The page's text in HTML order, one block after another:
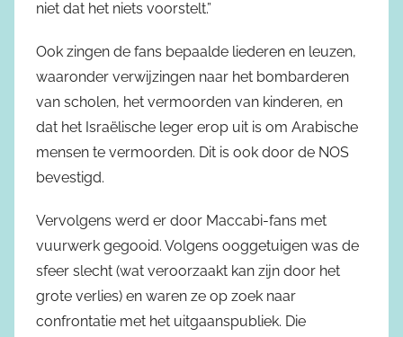
niet dat het niets voorstelt.”
Ook zingen de fans bepaalde liederen en leuzen,
waaronder verwijzingen naar het bombarderen
van scholen, het vermoorden van kinderen, en
dat het Israëlische leger erop uit is om Arabische
mensen te vermoorden. Dit is ook door de NOS
bevestigd.
Vervolgens werd er door Maccabi-fans met
vuurwerk gegooid. Volgens ooggetuigen was de
sfeer slecht (wat veroorzaakt kan zijn door het
grote verlies) en waren ze op zoek naar
confrontatie met het uitgaanspubliek. Die